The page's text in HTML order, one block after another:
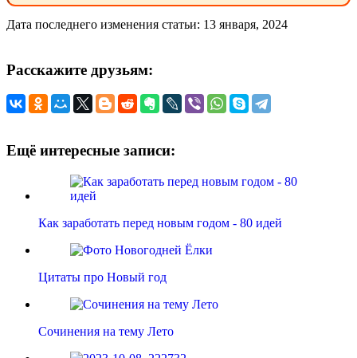
Дата последнего изменения статьи: 13 января, 2024
Расскажите друзьям:
Ещё интересные записи:
Как заработать перед новым годом - 80 идей
Цитаты про Новый год
Сочинения на тему Лето